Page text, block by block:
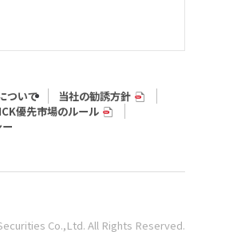
ついて
当社の勧誘方針
優先市場のルール
Co.,Ltd. All Rights Reserved.